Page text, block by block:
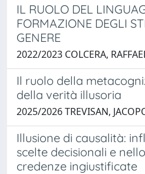
IL RUOLO DEL
FORMAZIONE DEGLI
GENERE
2022/2023 COLCERA,
Il ruolo della
della verità illusoria
2025/2026 TREVISAN,
Illusione di causalità:
scelte decisionali e
credenze ingiustificate